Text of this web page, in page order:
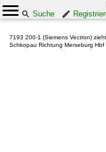
Suche
7193 200-1 (Siemens Vectron)
Schkopau Richtung Merseburg Hbf